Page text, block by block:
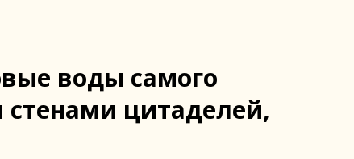
воды самого
стенами цитаделей,